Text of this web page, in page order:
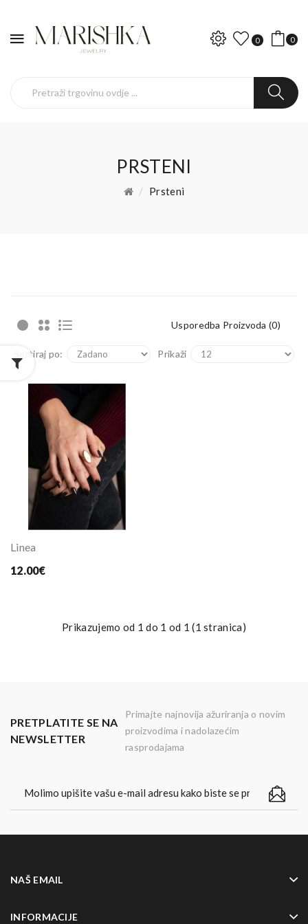
0 0
PRSTENI
Prsteni
Usporedba Proizvoda (0)
Sortiraj po: Prikaži
Linea
12.00€
Prikazujemo od 1 do 1 od 1 (1 stranica)
PRETPLATITE SE NA
NEWSLETTER
Primajte najnovija ažuriranja o novim
proizvodima i nadolazećim
rasprodajama
NAŠ EMAIL
INFORMACIJE